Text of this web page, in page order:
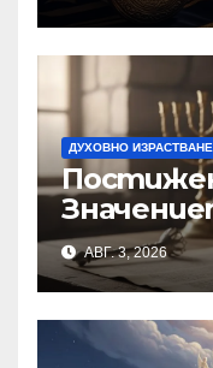
ДУХОВНО ИЗРАСТВАНЕ
свят
АВГ. 3, 2026